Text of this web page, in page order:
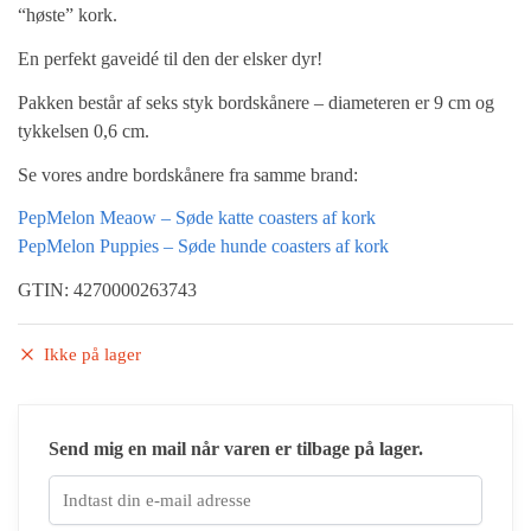
“høste” kork.
En perfekt gaveidé til den der elsker dyr!
Pakken består af seks styk bordskånere – diameteren er 9 cm og
tykkelsen 0,6 cm.
Se vores andre bordskånere fra samme brand:
PepMelon Meaow – Søde katte coasters af kork
PepMelon Puppies – Søde hunde coasters af kork
GTIN: 4270000263743
Ikke på lager
Send mig en mail når varen er tilbage på lager.